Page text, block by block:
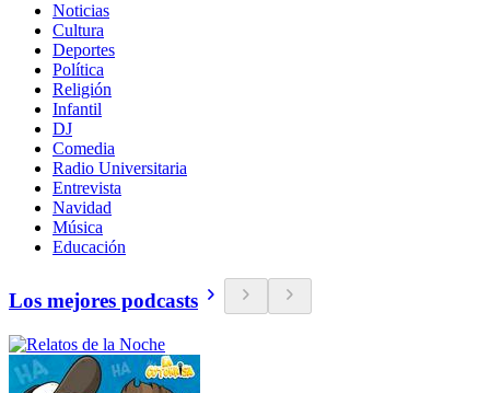
Noticias
Cultura
Deportes
Política
Religión
Infantil
DJ
Comedia
Radio Universitaria
Entrevista
Navidad
Música
Educación
Los mejores podcasts